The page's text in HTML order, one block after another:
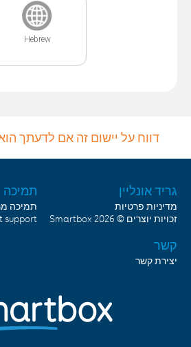
Hebrew
דווח על יישום זה אם לדעתך
גריד אונליין
מדיניות פרטיות
זכויות יוצרים © 2026
Smartbox
תמיכה
תמיכה
support
קשר
יצירת קשר